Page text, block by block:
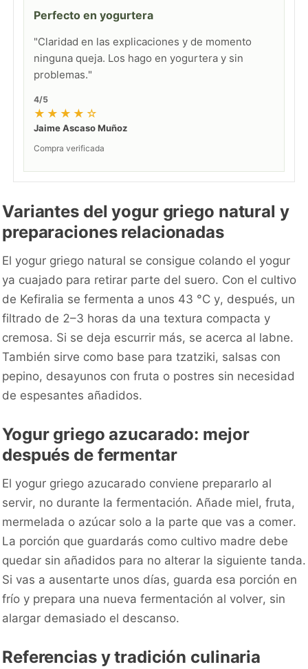
Perfecto en yogurtera
"Claridad en las explicaciones y de momento
ninguna queja. Los hago en yogurtera y sin
problemas."
4/5
★★★★☆
Jaime Ascaso Muñoz
Compra verificada
Variantes del yogur griego natural y
preparaciones relacionadas
El yogur griego natural se consigue colando el yogur
ya cuajado para retirar parte del suero. Con el cultivo
de Kefiralia se fermenta a unos 43 °C y, después, un
filtrado de 2–3 horas da una textura compacta y
cremosa. Si se deja escurrir más, se acerca al labne.
También sirve como base para tzatziki, salsas con
pepino, desayunos con fruta o postres sin necesidad
de espesantes añadidos.
Yogur griego azucarado: mejor
después de fermentar
El yogur griego azucarado conviene prepararlo al
servir, no durante la fermentación. Añade miel, fruta,
mermelada o azúcar solo a la parte que vas a comer.
La porción que guardarás como cultivo madre debe
quedar sin añadidos para no alterar la siguiente tanda.
Si vas a ausentarte unos días, guarda esa porción en
frío y prepara una nueva fermentación al volver, sin
alargar demasiado el descanso.
Referencias y tradición culinaria